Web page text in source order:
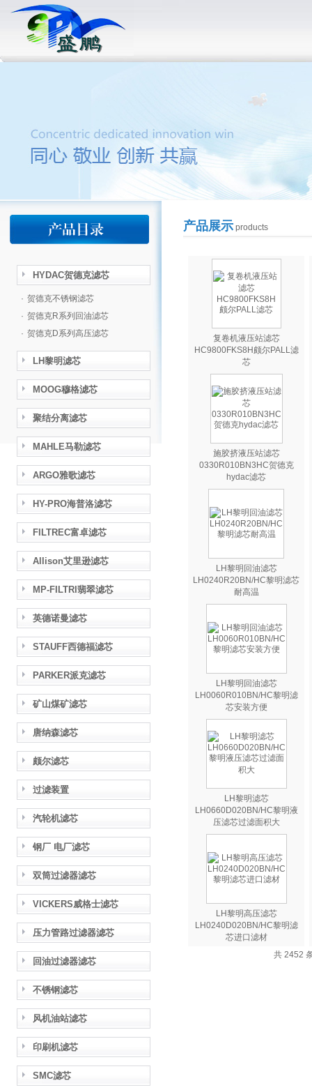
HYDAC贺德克滤芯
· 贺德克不锈钢滤芯
· 贺德克R系列回油滤芯
· 贺德克D系列高压滤芯
LH黎明滤芯
MOOG穆格滤芯
聚结分离滤芯
MAHLE马勒滤芯
ARGO雅歌滤芯
HY-PRO海普洛滤芯
FILTREC富卓滤芯
Allison艾里逊滤芯
MP-FILTRI翡翠滤芯
英德诺曼滤芯
STAUFF西德福滤芯
PARKER派克滤芯
矿山煤矿滤芯
唐纳森滤芯
颇尔滤芯
过滤装置
汽轮机滤芯
钢厂 电厂滤芯
双筒过滤器滤芯
VICKERS威格士滤芯
压力管路过滤器滤芯
回油过滤器滤芯
不锈钢滤芯
风机油站滤芯
印刷机滤芯
SMC滤芯
产品展示products
复卷机液压站滤芯
HC9800FKS8H颇尔PALL滤
芯
施胶挤液压站滤芯
0330R010BN3HC贺德克
hydac滤芯
LH黎明回油滤芯
LH0240R20BN/HC黎明滤芯
耐高温
LH黎明回油滤芯
LH0060R010BN/HC黎明滤
芯安装方便
LH黎明滤芯
LH0660D020BN/HC黎明液
压滤芯过滤面积大
LH黎明高压滤芯
LH0240D020BN/HC黎明滤
芯进口滤材
共 2452